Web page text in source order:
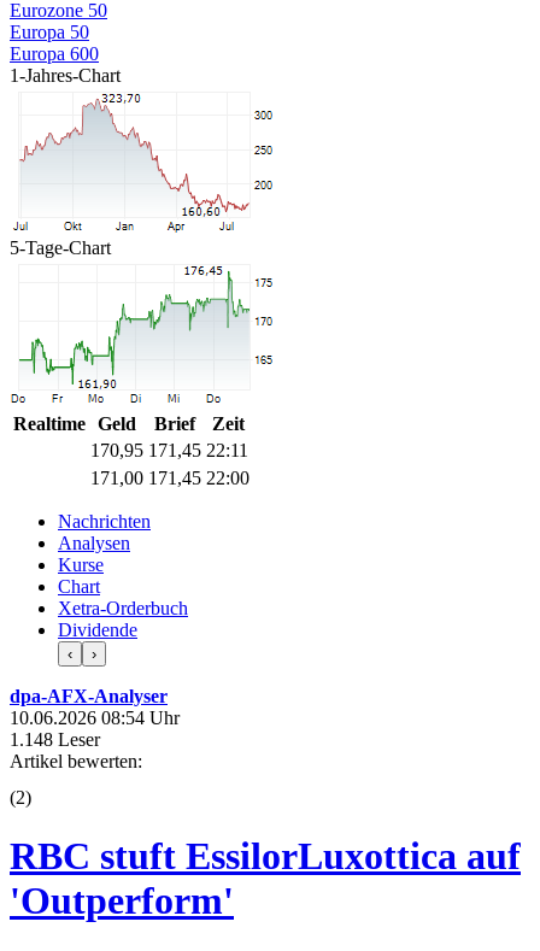
Eurozone 50
Europa 50
Europa 600
1-Jahres-Chart
5-Tage-Chart
Realtime Geld Brief
Zeit
170,95 171,45 22:11
171,00 171,45 22:00
Nachrichten
Analysen
Kurse
Chart
Xetra-Orderbuch
Dividende
‹ ›
dpa-AFX-Analyser
10.06.2026 08:54 Uhr
1.148 Leser
Artikel bewerten:
(2)
RBC stuft EssilorLuxottica auf
'Outperform'